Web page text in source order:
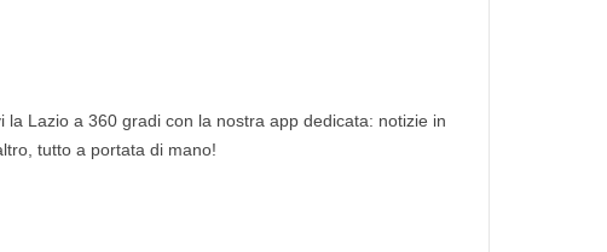
la Lazio a 360 gradi con la nostra app dedicata: notizie in
tutto a portata di mano!